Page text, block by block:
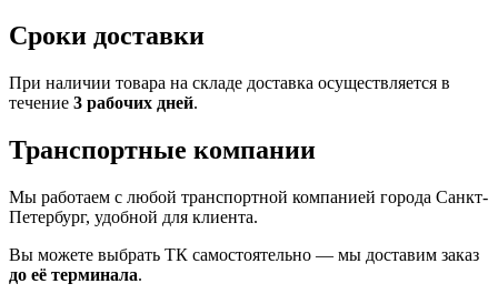
Сроки доставки
При наличии товара на складе доставка осуществляется в
течение 3 рабочих дней.
Транспортные компании
Мы работаем с любой транспортной компанией города Санкт-
Петербург, удобной для клиента.
Вы можете выбрать ТК самостоятельно — мы доставим заказ
до её терминала.